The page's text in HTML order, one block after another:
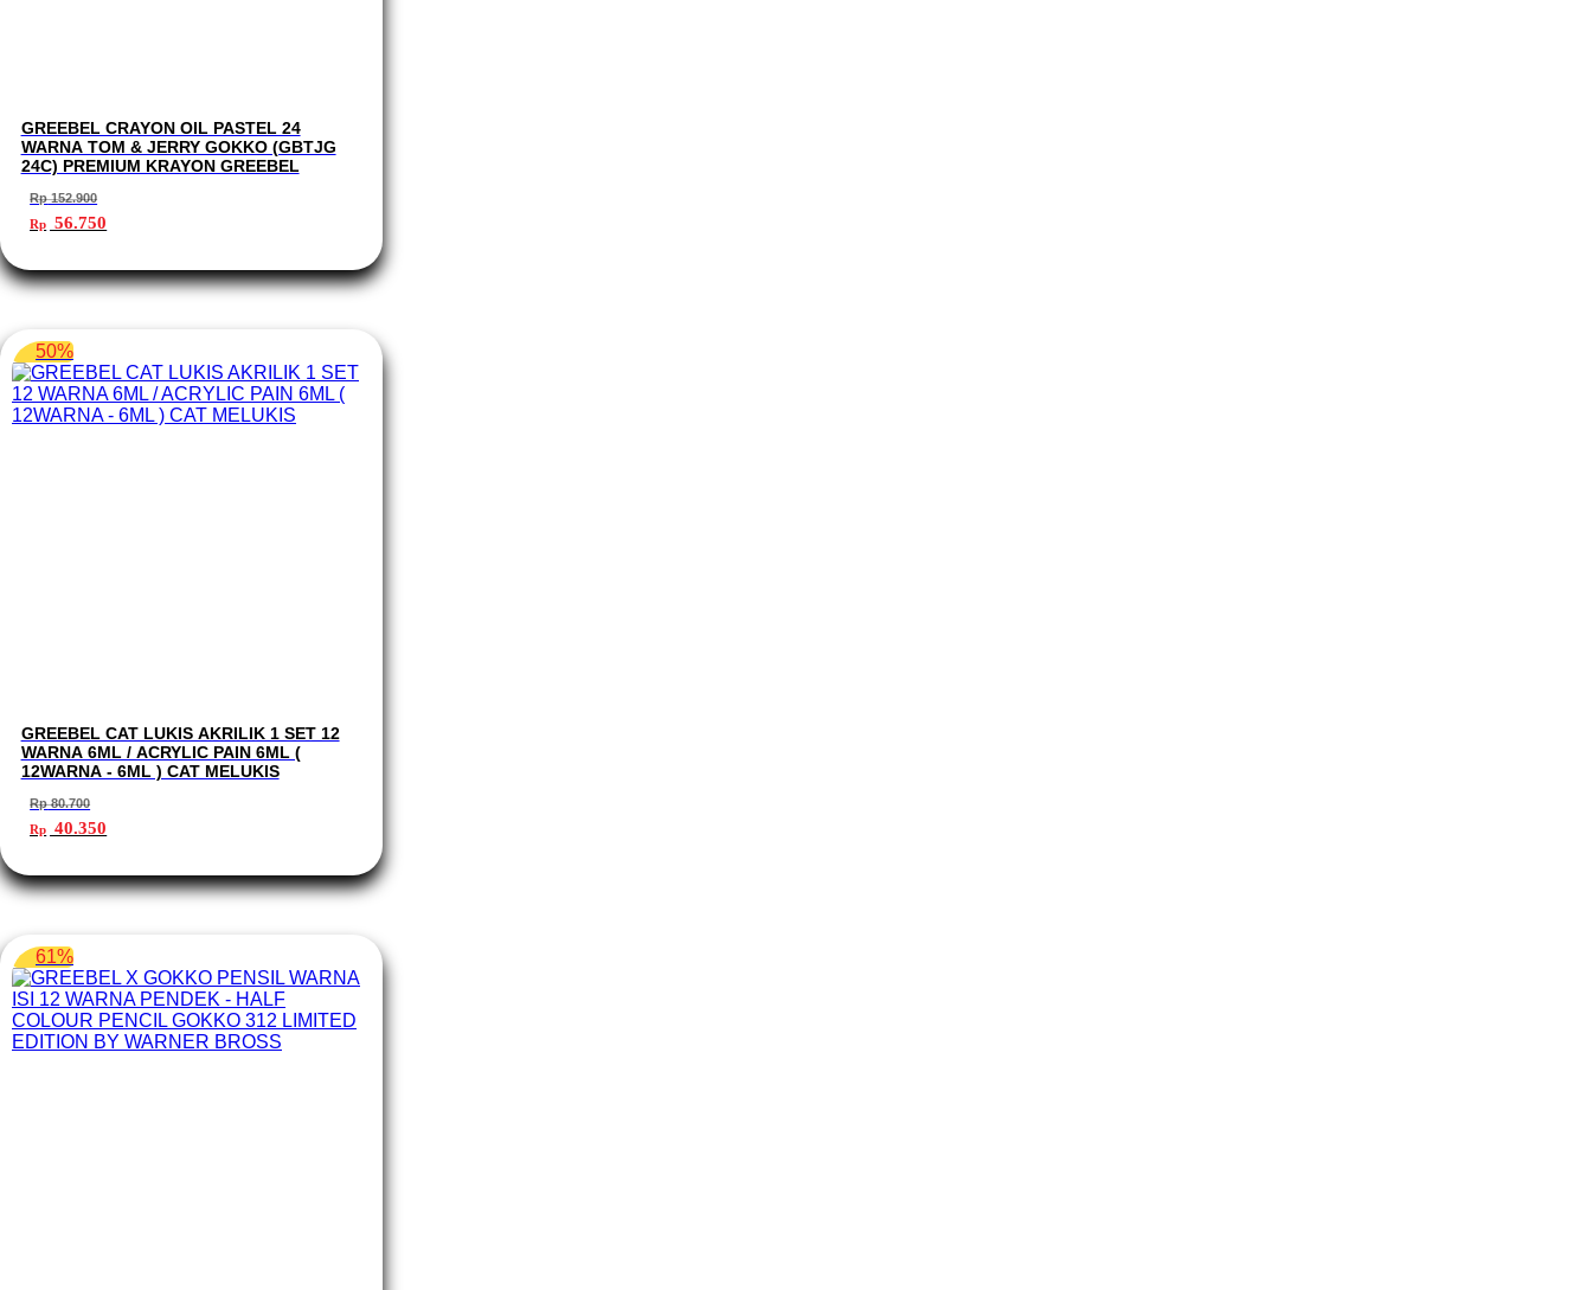
GREEBEL CRAYON OIL PASTEL 24
WARNA TOM & JERRY GOKKO (GBTJG
24C) PREMIUM KRAYON GREEBEL
Rp152.900
Harga
aslinya
Rp 152.900.
Rp 56.750saat
adalah:
Rp 56.750.
50%
GREEBEL CAT LUKIS AKRILIK 1 SET 12
WARNA 6ML / ACRYLIC PAIN 6ML (
12WARNA - 6ML ) CAT MELUKIS
Rp80.700
Harga
aslinya
Rp 80.700.
Rp 40.350saat
adalah:
Rp 40.350.
61%